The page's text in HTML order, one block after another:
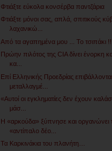
Φτιάξτε εύκολα κονσέρβα παντζάρια
Φτιάξτε μόνοι σας, απλά, σπιτικούς
λαχανικώ...
Από τα αγαπημένα μου ... Το τσιπάκι !!!
Πρώην πιλότος της CIA δίνει ένορκη
κα...
Επί Ελληνικής Προεδρίας
μεταλλαγμέ...
«Αυτοί οι εγκληματίες δεν έχουν
μάσ...
Η «αρκούδα» ξύπνησε και οργανώνει
«αντίπαλο δέο...
Τα Καρκινάκια του πλανήτη…